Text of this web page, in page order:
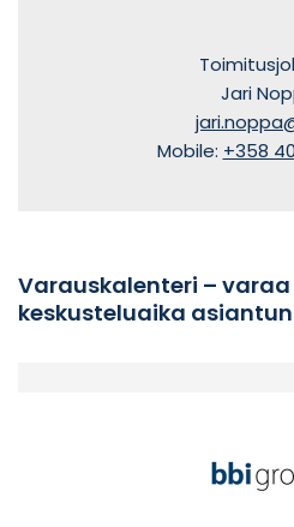
Jari
Mobile: +358
Varauskalenteri –
keskusteluaika